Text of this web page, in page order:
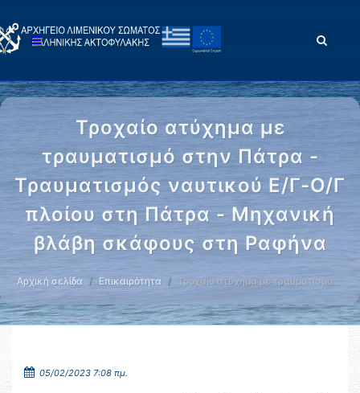
Τροχαίο ατύχημα με
τραυματισμό στην Πάτρα -
Τραυματισμός ναυτικού Ε/Γ-Ο/Γ
πλοίου στη Πάτρα - Μηχανική
βλάβη σκάφους στη Ραφήνα
Αρχική σελίδα Επικαιρότητα Τροχαίο ατύχημα με τραυματισμό …
05/02/2023 7:08 πμ.